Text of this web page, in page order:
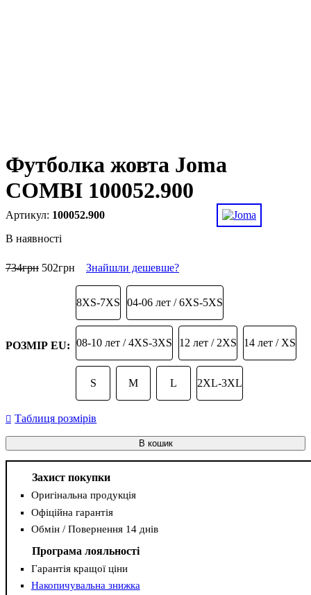
Футболка жовта Joma
COMBI 100052.900
100052.900
В наявності
734грн 502грн Знайшли дешевше?
РОЗМІР EU:
8XS-7XS 04-06 лет / 6XS-5XS
08-10 лет / 4XS-3XS 12 лет / 2XS 14 лет / XS
S M L 2XL-3XL
Таблиця розмірів
В кошик
Захист покупки
Оригінальна продукція
Офіційна гарантія
Обмін / Повернення 14 днів
Програма лояльності
Гарантія кращої ціни
Накопичувальна знижка